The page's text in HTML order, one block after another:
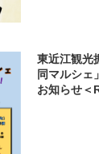
東近江観光
同マルシェ
お知らせ＜